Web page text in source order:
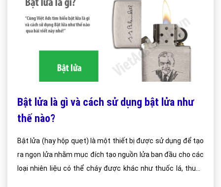
Bật lửa là gì và cách sử dụng bật lửa như
thế nào?
Bật lửa (hay hộp quẹt) là một thiết bị được sử dụng để tạo
ra ngọn lửa nhằm mục đích tạo nguồn lửa ban đầu cho các
loại nhiên liệu có thể cháy được khác như thuốc lá, thuốc